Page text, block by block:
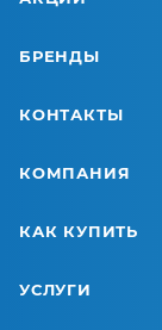
БРЕНДЫ
КОНТАКТЫ
КОМПАНИЯ
КАК КУПИТЬ
УСЛУГИ